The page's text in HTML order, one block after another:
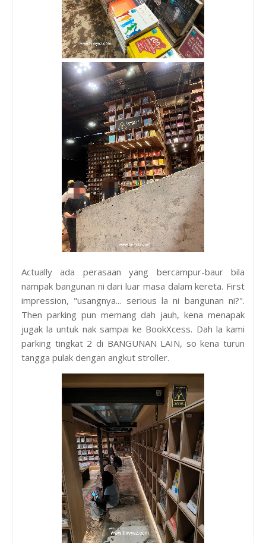
Actually ada perasaan yang bercampur-baur bila
nampak bangunan ni dari luar masa dalam kereta. First
impression, "usangnya... serious la ni bangunan ni?".
Then parking pun memang dah jauh, kena menapak
jugak la untuk nak sampai ke BookXcess. Dah la kami
parking tingkat 2 di BANGUNAN LAIN, so kena turun
tangga pulak dengan angkut stroller.